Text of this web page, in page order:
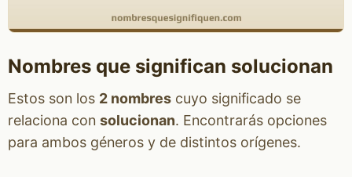
Nombres que significan solucionan
Estos son los 2 nombrescuyo significado se
relaciona con solucionan. Encontrarás opciones
para ambos géneros y de distintos orígenes.